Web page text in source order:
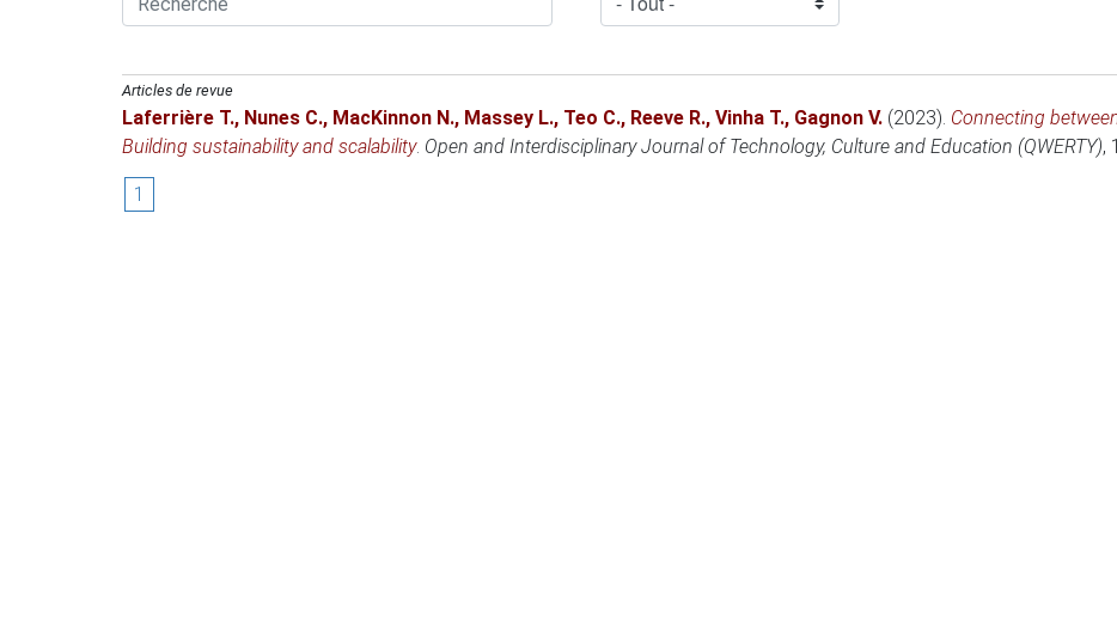
Articles de revue
Laferrière T., Nunes C., MacKinnon N., Massey L., Teo C., Reeve R., Vinha T., Gagnon V. (2023). Connecting
Building sustainability and scalability. Open and Interdisciplinary Journal of Technology, Culture and Education (QWERTY),
1